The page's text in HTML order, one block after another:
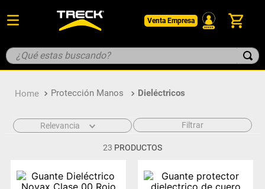
Venta Empresa
¿Qué estas buscando?
Protección Manos Dieléctricos
Relevancia Filtrar
23 PRODUCTOS
1. botin
5 casco